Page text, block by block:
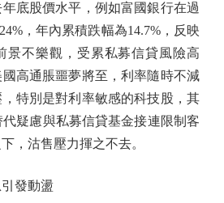
底股價水平，例如富國銀行在過
，年內累積跌幅為14.7%，反映
景不樂觀，受累私募信貸風險高
高通脹噩夢將至，利率隨時不減
特別是對利率敏感的科技股，其
疑慮與私募信貸基金接連限制客
，沽售壓力揮之不去。
發動盪